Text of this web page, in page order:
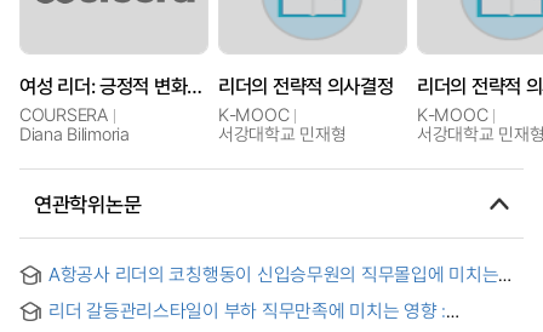
여성 리더: 긍정적 변화를 가져오다
COURSERA
Diana Bilimoria
리더의 전략적 의사결정
K-MOOC
서강대학교 민재형
리더의 전략적
K-MOOC
서강대학교 민재
연관학위논문
A항공사 리더의 코칭행동이 신입승무원의 직무몰입에 미치는
영향
리더 갈등관리스타일이 부하 직무만족에 미치는 영향 :